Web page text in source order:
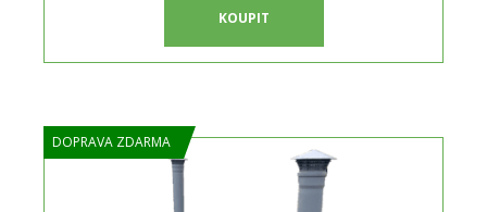
KOUPIT
DOPRAVA ZDARMA